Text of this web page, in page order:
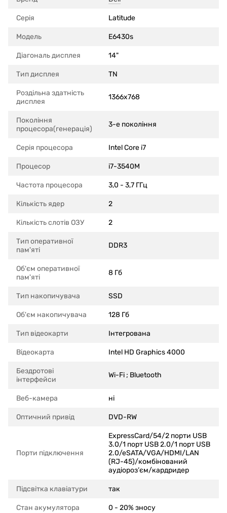
Серія Latitude
Модель E6430s
Діагональ дисплея 14"
Тип дисплея TN
Роздільна здатність
дисплея
1366x768
Покоління
процесора(генерація)
3-е покоління
Серія процесора Intel Core i7
Процесор i7-3540M
Частота процесора 3,0 - 3,7 ГГц
Кількість ядер 2
Кількість слотів ОЗУ 2
Тип оперативної
пам'яті
DDR3
Об'єм оперативної
пам'яті
8 Гб
Тип накопичувача SSD
Об'єм накопичувача 128 Гб
Тип відеокарти Інтегрована
Відеокарта Intel HD Graphics 4000
Бездротові
інтерфейси
Wi-Fi ; Bluetooth
Веб-камера ні
Оптичний привід DVD-RW
Порти підключення
ExpressCard/54/2 порти USB
3.0/1 порт USB 2.0/1 порт USB
2.0/eSATA/VGA/HDMI/LAN
(RJ-45)/комбінований
аудіороз’єм/кардридер
Підсвітка клавіатури так
Стан акумулятора 0 - 20% зносу